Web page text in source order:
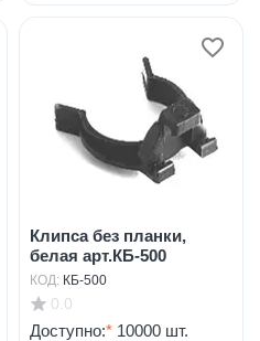
Клипса без планки,
белая арт.КБ-500
КОД: КБ-500
0.0
Доступно:* 10000 шт.